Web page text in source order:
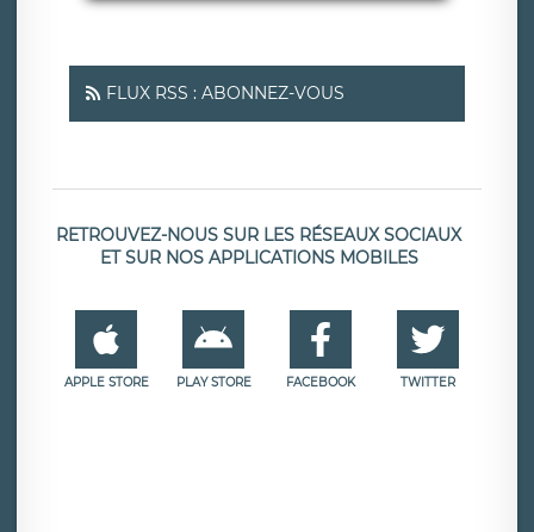
FLUX RSS : ABONNEZ-VOUS
RETROUVEZ-NOUS SUR LES RÉSEAUX SOCIAUX
ET SUR NOS APPLICATIONS MOBILES
APPLE STORE PLAY STORE FACEBOOK TWITTER